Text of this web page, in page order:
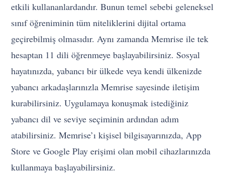
etkili kullananlardandır. Bunun temel sebebi geleneksel
sınıf öğreniminin tüm niteliklerini dijital ortama
geçirebilmiş olmasıdır. Aynı zamanda Memrise ile tek
hesaptan 11 dili öğrenmeye başlayabilirsiniz. Sosyal
hayatınızda, yabancı bir ülkede veya kendi ülkenizde
yabancı arkadaşlarınızla Memrise sayesinde iletişim
kurabilirsiniz. Uygulamaya konuşmak istediğiniz
yabancı dil ve seviye seçiminin ardından adım
atabilirsiniz. Memrise’ı kişisel bilgisayarınızda, App
Store ve Google Play erişimi olan mobil cihazlarınızda
kullanmaya başlayabilirsiniz.